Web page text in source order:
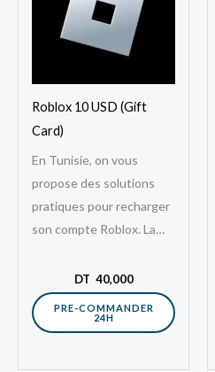
Roblox 10 USD (Gift
Card)
En Tunisie, on vous
propose des solutions
pratiques pour recharger
son compte Roblox. La
Tunisie est une solution
digitale qui…
DT 40,000
PRE-COMMANDER
24H